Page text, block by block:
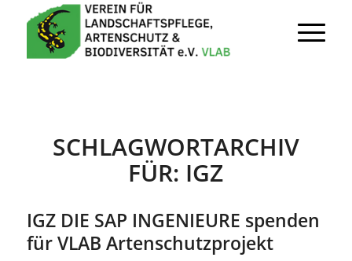
SCHLAGWORTARCHIV
FÜR: IGZ
IGZ DIE SAP INGENIEURE spenden
für VLAB Artenschutzprojekt